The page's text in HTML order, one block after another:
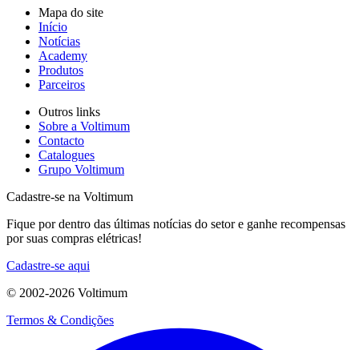
Mapa do site
Início
Notícias
Academy
Produtos
Parceiros
Outros links
Sobre a Voltimum
Contacto
Catalogues
Grupo Voltimum
Cadastre-se na Voltimum
Fique por dentro das últimas notícias do setor e ganhe recompensas
por suas compras elétricas!
Cadastre-se aqui
© 2002-2026 Voltimum
Termos & Condições